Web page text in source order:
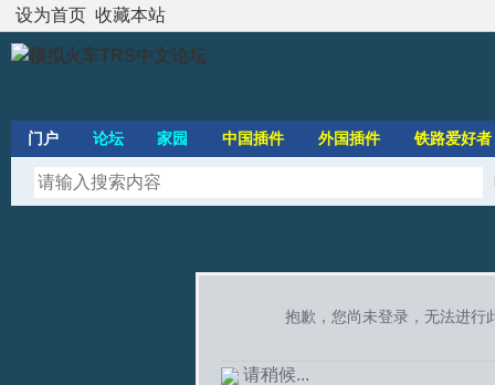
设为首页 收藏本站
门户 论坛 家园 中国插件 外国插件 铁路爱好者
抱歉，您尚未登录，无法进行
请稍候...